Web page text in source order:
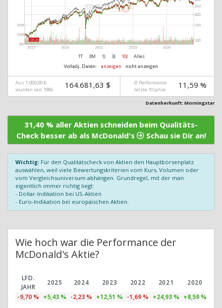
1T 3M 1J 3J 10J
Alles
Volladj. Daten:
anzeigen nicht anzeigen
Aus 1.000,00 $
wurden seit 1986
164.681,63 $
Ø Performance
letzte 10 Jahre
11,59 %
Datenherkunft: Morningstar
31,40 % aller Aktien schneiden beim Qualitäts-
Check besser ab als McDonald's
Schau sie Dir an!
Wichtig: Für den Qualitätscheck von Aktien den Hauptbörsenplatz
auswählen, weil viele Bewertungskriterien vom Kurs, Volumen oder
vom Vergleichsuniversum abhängen. Grundregel, mit der man
eigentlich immer richtig liegt:
- Dollar-Indikation bei US-Aktien
- Euro-Indikation bei europäischen Aktien.
Wie hoch war die Performance der
McDonald's Aktie?
LFD.
JAHR
2025 2024 2023 2022 2021 2020
-9,70 % +5,43 % -2,23 % +12,51 % -1,69 % +24,93 % +8,59 %